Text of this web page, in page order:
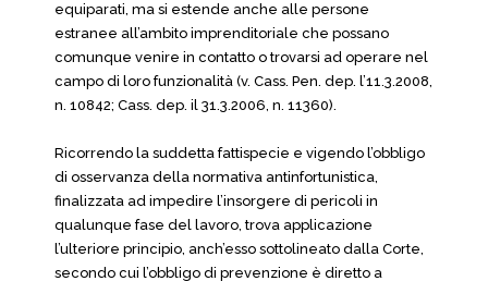
equiparati, ma si estende anche alle persone
estranee all’ambito imprenditoriale che possano
comunque venire in contatto o trovarsi ad operare nel
campo di loro funzionalità (v. Cass. Pen. dep. l’11.3.2008,
n. 10842; Cass. dep. il 31.3.2006, n. 11360).
Ricorrendo la suddetta fattispecie e vigendo l’obbligo
di osservanza della normativa antinfortunistica,
finalizzata ad impedire l’insorgere di pericoli in
qualunque fase del lavoro, trova applicazione
l’ulteriore principio, anch’esso sottolineato dalla Corte,
secondo cui l’obbligo di prevenzione è diretto a